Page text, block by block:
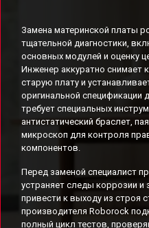
Замена материнской платы
тщательной диагностики,
основных модулей и оценку
Инженер аккуратно снимает
старую плату и
оригинальной спецификации
требует специальных
антистатический браслет,
микроскоп для контроля
компонентов.
Перед заменой специалист
устраняет следы коррозии и
привести к выходу из строя
производителя Roborock
полный цикл тестов,